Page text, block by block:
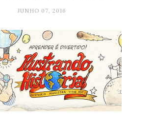
JUNHO 07, 2016